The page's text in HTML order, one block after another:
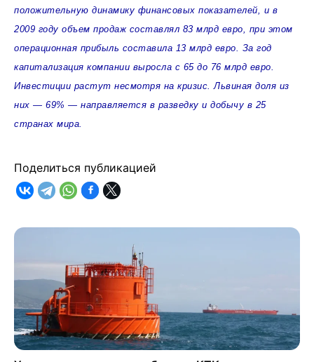
положительную динамику финансовых показателей, и в
2009 году объем продаж составлял 83 млрд евро, при этом
операционная прибыль составила 13 млрд евро. За год
капитализация компании выросла с 65 до 76 млрд евро.
Инвестиции растут несмотря на кризис. Львиная доля из
них — 69% — направляется в разведку и добычу в 25
странах мира.
Поделиться публикацией